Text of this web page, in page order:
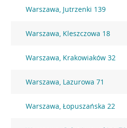
Warszawa, Jutrzenki 139
Warszawa, Kleszczowa 18
Warszawa, Krakowiaków 32
Warszawa, Lazurowa 71
Warszawa, Łopuszańska 22